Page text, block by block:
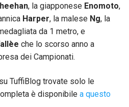
, la giapponese Enomoto,
Harper, la malese Ng, la
da 1 metro, e
che lo scorso anno a
dei Campionati.
TuffiBlog trovate solo le
è disponibile a questo